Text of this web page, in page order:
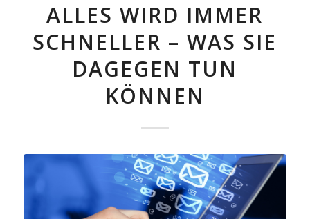
ALLES WIRD IMMER
SCHNELLER – WAS SIE
DAGEGEN TUN
KÖNNEN